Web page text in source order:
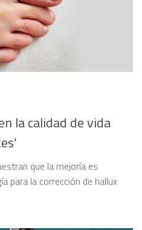
la calidad de vida
que la mejoría es
para la corrección de hallux